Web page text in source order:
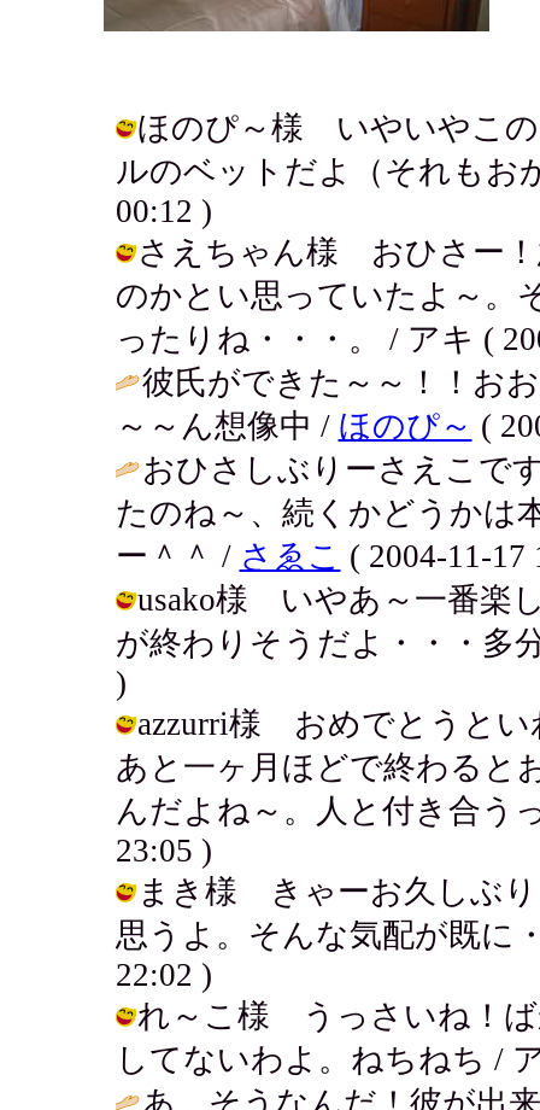
ほのぴ～様 いやいやこ
ルのベットだよ（それもお
00:12 )
さえちゃん様 おひさー！
のかとい思っていたよ～。
ったりね・・・。 / アキ (
彼氏ができた～～！！お
～～ん想像中 / ほのぴ～ (
おひさしぶりーさえこで
たのね～、続くかどうかは
ー＾＾ / さゑこ ( 2004-11-17
usako様 いやあ～一番楽
が終わりそうだよ・・・多
)
azzurri様 おめでとうとい
あと一ヶ月ほどで終わると
んだよね～。人と付き合う
23:05 )
まき様 きゃーお久しぶ
思うよ。そんな気配が既に
22:02 )
れ～こ様 うっさいね！ば
してないわよ。ねちねち /
あ、そうなんだ！彼が出